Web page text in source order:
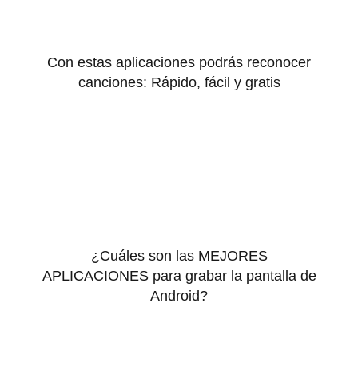
Con estas aplicaciones podrás reconocer
canciones: Rápido, fácil y gratis
¿Cuáles son las MEJORES
APLICACIONES para grabar la pantalla de
Android?